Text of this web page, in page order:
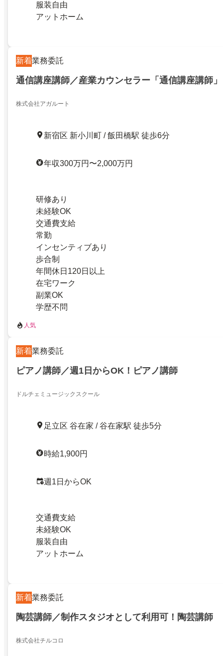
服装自由
アットホーム
新着業務委託
通信講座講師／産業カウンセラー「通信講座講師」
株式会社アガルート
新宿区 新小川町 / 飯田橋駅 徒歩6分
年収300万円〜2,000万円
研修あり
未経験OK
交通費支給
常勤
インセンティブあり
歩合制
年間休日120日以上
在宅ワーク
副業OK
学歴不問
人気
新着業務委託
ピアノ講師／週1日からOK！ピアノ講師
ドルチェミュージックスクール
足立区 谷在家 / 谷在家駅 徒歩5分
時給1,900円
週1日からOK
交通費支給
未経験OK
服装自由
アットホーム
新着業務委託
陶芸講師／制作スタジオとして利用可！陶芸講師
株式会社チルコロ